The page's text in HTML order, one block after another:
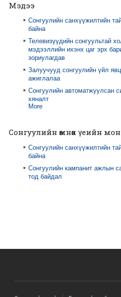
Мэдээ
Сонгуулийн санхүүжилтийн
байна
Телевизүүдийн сонгуультай
мэдээллийн ихэнх цаг эрх
зориулагдав
Залуучууд сонгуулийн үйл
ажиглалаа
Сонгуулийн автоматжуулсан
хяналт
More
Сонгуулийн өмнөх үеийн
Сонгуулийн санхүүжилтийн
байна
Сонгуулийн кампанит ажлын
тод байдал